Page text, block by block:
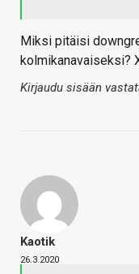
Miksi pitäisi
kolmikanavaiseksi?
Kirjaudu sisään
Kaotik
26.3.2020